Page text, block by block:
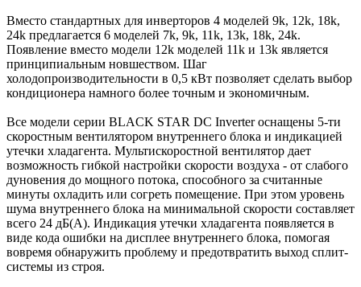
Вместо стандартных для инверторов 4 моделей 9k, 12k, 18k,
24k предлагается 6 моделей 7k, 9k, 11k, 13k, 18k, 24k.
Появление вместо модели 12k моделей 11k и 13k является
принципиальным новшеством. Шаг
холодопроизводительности в 0,5 кВт позволяет сделать выбор
кондиционера намного более точным и экономичным.
Все модели серии BLACK STAR DC Inverter оснащены 5-ти
скоростным вентилятором внутреннего блока и индикацией
утечки хладагента. Мультискоростной вентилятор дает
возможность гибкой настройки скорости воздуха - от слабого
дуновения до мощного потока, способного за считанные
минуты охладить или согреть помещение. При этом уровень
шума внутреннего блока на минимальной скорости составляет
всего 24 дБ(А). Индикация утечки хладагента появляется в
виде кода ошибки на дисплее внутреннего блока, помогая
вовремя обнаружить проблему и предотвратить выход сплит-
системы из строя.